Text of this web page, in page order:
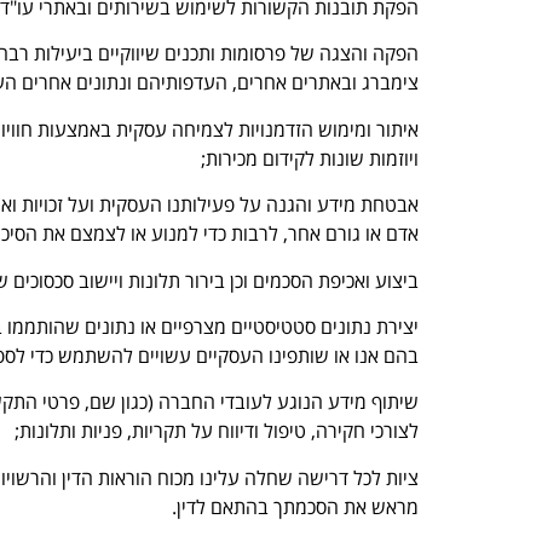
הפקת תובנות הקשורות לשימוש בשירותים ובאתרי
הפקה והצגה של פרסומות ותכנים שיווקיים ביעילות
צימברג ובאתרים אחרים, העדפותיהם ונתונים אחרים העומדים
איתור ומימוש הזדמנויות לצמיחה עסקית באמצעות
ויוזמות שונות לקידום מכירות;
אבטחת מידע והגנה על פעילותנו העסקית ועל
אדם או גורם אחר, לרבות כדי למנוע או לצמצם את
ביצוע ואכיפת הסכמים וכן בירור תלונות ויישוב
יצירת נתונים סטטיסטיים מצרפיים או נתונים
בהם אנו או שותפינו העסקיים עשויים להשתמש כדי
שיתוף מידע הנוגע לעובדי החברה (כגון שם, פרטי
לצורכי חקירה, טיפול ודיווח על תקריות, פניות ותלונות;
ציות לכל דרישה שחלה עלינו מכוח הוראות הדין
מראש את הסכמתך בהתאם לדין.